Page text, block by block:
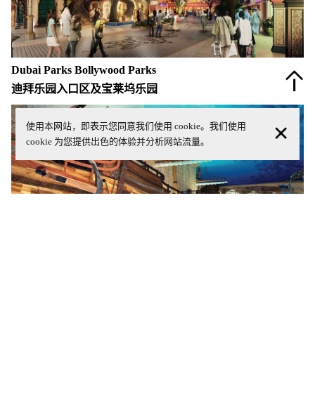
使用本网站，即表示您同意我们使用 cookie。我们使用
cookie 为您提供出色的体验并分析网站流量。
The Wizarding World of Harry Potter
哈利波特魔法世界主题乐园